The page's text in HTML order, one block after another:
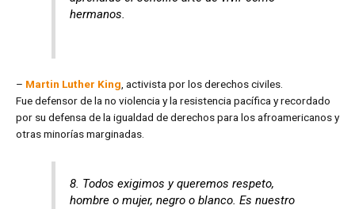
hermanos.
– Martin Luther King, activista por los derechos civiles.
Fue defensor de la no violencia y la resistencia pacífica y recordado
por su defensa de la igualdad de derechos para los afroamericanos y
otras minorías marginadas.
8. Todos exigimos y queremos respeto,
hombre o mujer, negro o blanco. Es nuestro